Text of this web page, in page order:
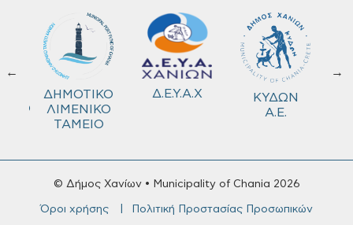
←
ΔΗΜΟΤΙΚΟ
ΛΙΜΕΝΙΚΟ
ΤΑΜΕΙΟ
Δ.Ε.Υ.Α.Χ
ΚΥΔΩΝ
Α.Ε.
→
© Δήμος Χανίων • Municipality of Chania 2026
Όροι χρήσης Πολιτική Προστασίας Προσωπικών